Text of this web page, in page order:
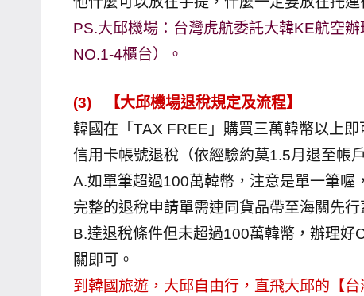
PS.大邱機場：台灣虎航委託大韓KE航空
NO.1-4櫃台）。
(3)
【大邱機場退稅規定及流程】
韓國在「TAX FREE」購買三萬韓幣以上
信用卡帳號退稅（依經驗約莫1.5月退至帳
A.如單筆超過100萬韓幣，注意是單一筆
完整的退稅申請單需連同貨品帶至海關先
B.達退稅條件但未超過100萬韓幣，辦理
關即可。
到韓國旅遊，大邱自由行，直飛大邱的【